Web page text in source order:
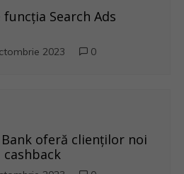
Search Ads
2023 0
oferă clienților noi
cashback